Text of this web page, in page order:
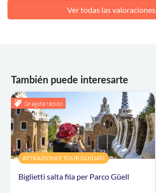
Ver todas las valoraciones
También puede interesarte
Se agota rápido
ATTRAZIONI E TOUR GUIDATI
Biglietti salta fila per Parco Güell